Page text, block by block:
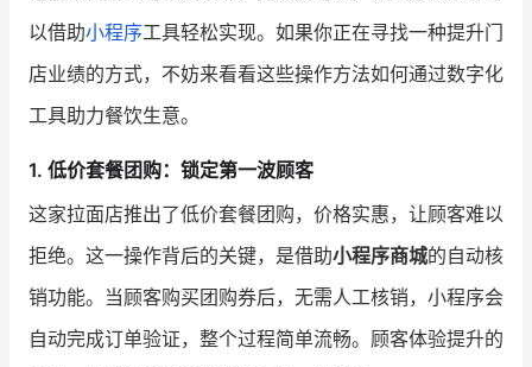
培训课程
增长俱乐部
增长俱乐部 有赞商盟
商家社区 社群交流
合作共进
以借助小程序工具轻松实现。如果你正在寻找一种提升门
店业绩的方式，不妨来看看这些操作方法如何通过数字化
工具助力餐饮生意。
1. 低价套餐团购：锁定第一波顾客
这家拉面店推出了低价套餐团购，价格实惠，让顾客难以
拒绝。这一操作背后的关键，是借助小程序商城的自动核
销功能。当顾客购买团购券后，无需人工核销，小程序会
自动完成订单验证，整个过程简单流畅。顾客体验提升的